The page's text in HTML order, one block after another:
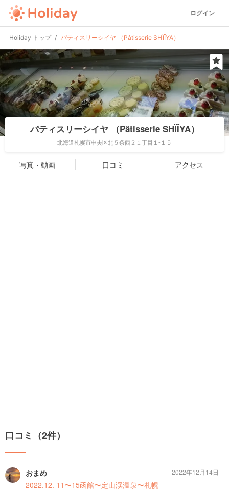
ログイン
Holiday トップ パティスリーシイヤ （Pâtisserie SHÏÏYA）
パティスリーシイヤ （Pâtisserie SHÏÏYA）
北海道札幌市中央区北５条西２１丁目１-１５
写真・動画 口コミ アクセス
口コミ（2件）
おまめ
2022.12. 11〜15函館〜定山渓温泉〜札幌
2022年12月14日